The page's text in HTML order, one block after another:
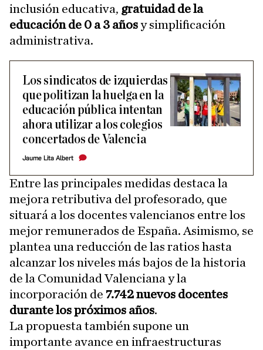
inclusión educativa, gratuidad de la
educación de 0 a 3 añosy simplificación
administrativa.
Los sindicatos de izquierdas
que politizan la huelga en la
educación pública intentan
ahora utilizar a los colegios
concertados de Valencia
Jaume Lita Albert
Entre las principales medidas destaca la
mejora retributiva del profesorado, que
situará a los docentes valencianos entre los
mejor remunerados de España. Asimismo, se
plantea una reducción de las ratios hasta
alcanzar los niveles más bajos de la historia
de la Comunidad Valenciana y la
incorporación de 7.742 nuevos docentes
durante los próximos años.
La propuesta también supone un
importante avance en infraestructuras